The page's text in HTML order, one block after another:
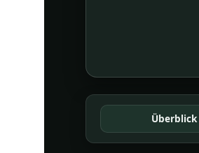
Überblick